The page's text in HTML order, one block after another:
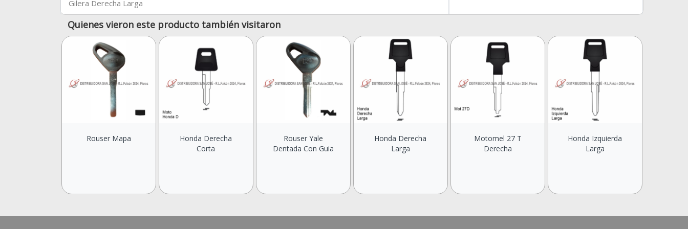
Gilera Derecha Larga
Quienes vieron este producto también visitaron
Rouser Mapa
Honda Derecha
Corta
Rouser Yale
Dentada Con Guia
Honda Derecha
Larga
Motomel 27 T
Derecha
Honda Izquierda
Larga